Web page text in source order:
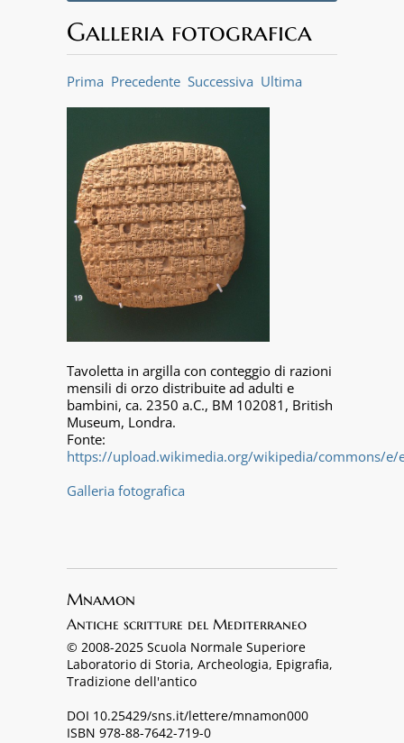
Galleria fotografica
Prima Precedente Successiva Ultima
Tavoletta in argilla con conteggio di razioni
mensili di orzo distribuite ad adulti e
bambini, ca. 2350 a.C., BM 102081, British
Museum, Londra.
Fonte:
https://upload.wikimedia.org/wikipedia/commons/e/
Galleria fotografica
Mnamon
Antiche scritture del Mediterraneo
© 2008-2025 Scuola Normale Superiore
Laboratorio di Storia, Archeologia, Epigrafia,
Tradizione dell'antico
DOI 10.25429/sns.it/lettere/mnamon000
ISBN 978-88-7642-719-0